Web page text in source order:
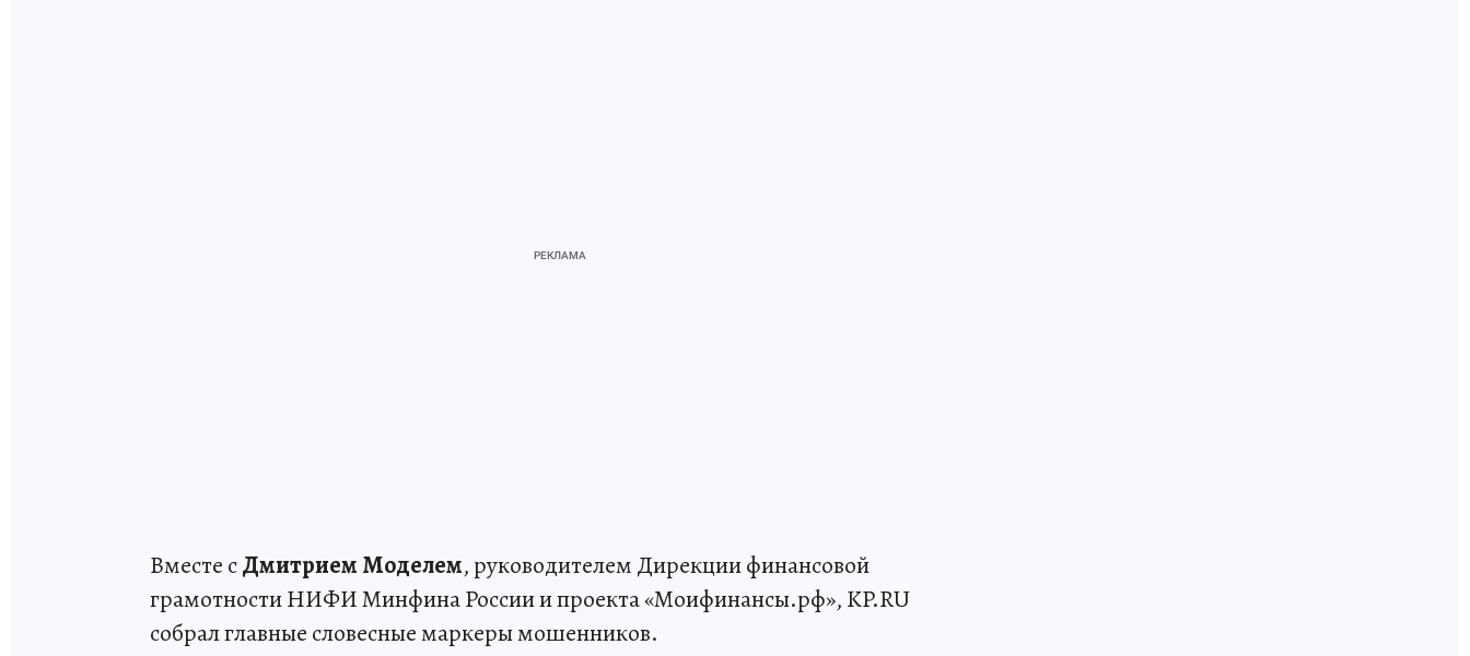
Вместе сДмитрием Моделем, руководителем Дирекции финансовой
грамотности НИФИ Минфина России и проекта «Моифинансы.рф», KP.RU
собрал главные словесные маркеры мошенников.